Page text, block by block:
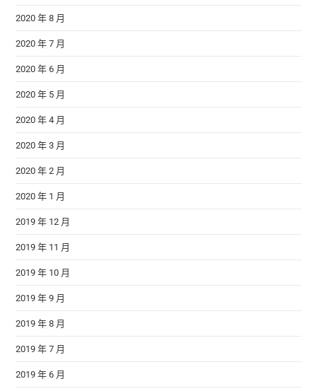
2020 年 8 月
2020 年 7 月
2020 年 6 月
2020 年 5 月
2020 年 4 月
2020 年 3 月
2020 年 2 月
2020 年 1 月
2019 年 12 月
2019 年 11 月
2019 年 10 月
2019 年 9 月
2019 年 8 月
2019 年 7 月
2019 年 6 月